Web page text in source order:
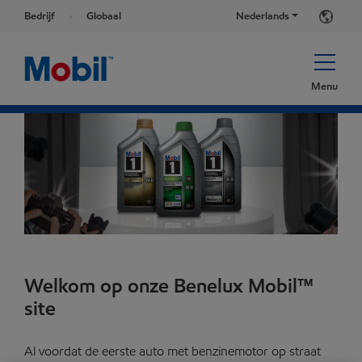
Bedrijf Globaal Nederlands
Menu
Welkom op onze Benelux Mobil™
site
Al voordat de eerste auto met benzinemotor op straat